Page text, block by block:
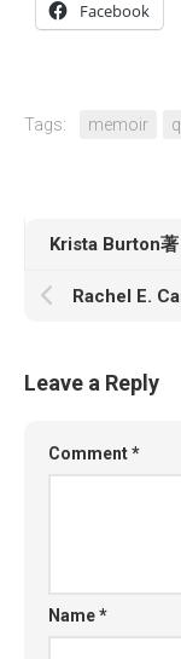
Facebook
Tags: memoir
Leave a Reply
Comment*
Name*